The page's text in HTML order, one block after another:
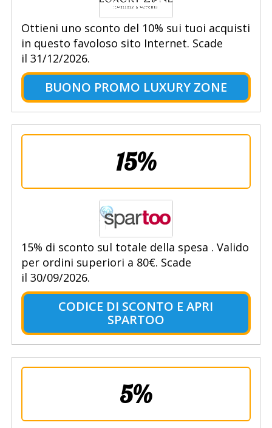
Ottieni uno sconto del 10% sui tuoi acquisti
in questo favoloso sito Internet. Scade
il 31/12/2026.
BUONO PROMO LUXURY ZONE
15%
15% di sconto sul totale della spesa . Valido
per ordini superiori a 80€. Scade
il 30/09/2026.
CODICE DI SCONTO E APRI
SPARTOO
5%